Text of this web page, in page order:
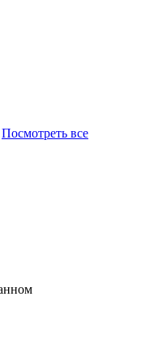
Посмотреть все